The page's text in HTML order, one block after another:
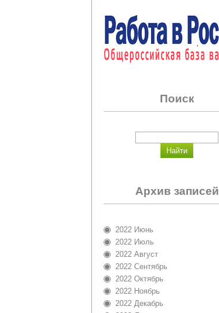
Поиск
Архив записей
2022 Июнь
2022 Июль
2022 Август
2022 Сентябрь
2022 Октябрь
2022 Ноябрь
2022 Декабрь